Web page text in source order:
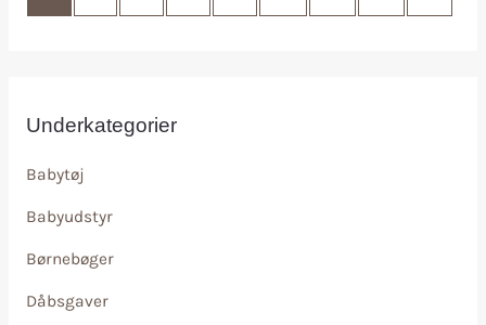
Underkategorier
Babytøj
Babyudstyr
Børnebøger
Dåbsgaver